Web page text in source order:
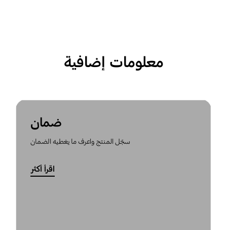
معلومات إضافية
ضمان
سجّل المنتج واعرف ما يغطيه الضمان
اقرأ أكثر